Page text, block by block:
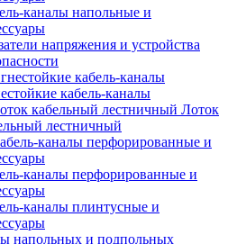
каналы напольные и
напряжения и устройства
кабель-каналы
Лоток
лестничный
каналы перфорированные и
каналы плинтусные и